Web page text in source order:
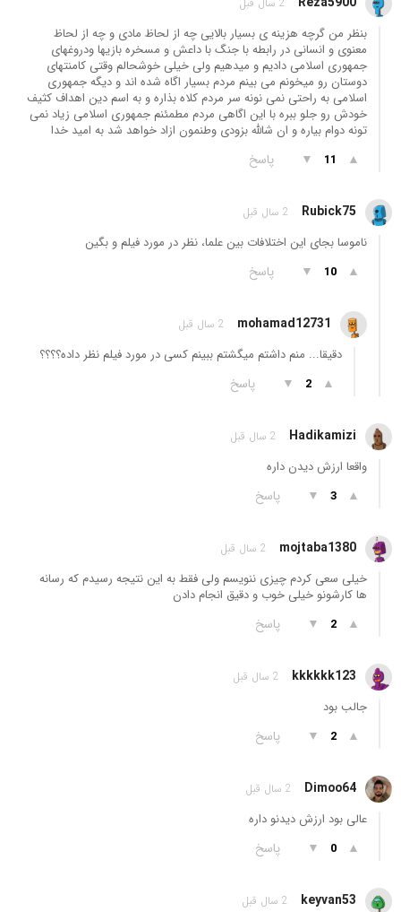
2 سال قبل
بنظر من گرچه هزینه ی بسیار بالایی چه از لحاظ مادی و چه از لحاظ
معنوی و انسانی در رابطه با جنگ با داعش و مسخره بازیها ودروغهای
جمهوری اسلامی دادیم و میدهیم ولی خیلی خوشحالم وقتی کامنتهای
دوستان رو میخونم می بینم مردم بسیار اگاه شده اند و دیگه جمهوری
اسلامی به راحتی نمی نونه سر مردم کلاه بذاره و به اسم دین اهداف کثیف
خودش رو جلو ببره با این اگاهی مردم مطمئنم جمهوری اسلامی زیاد نمی
تونه دوام بیاره و ان شالله بزودی وطنمون ازاد خواهد شد به امید خدا
▲
11
▼ پاسخ
Rubick75 2 سال قبل
ناموسا بجای این اختلافات بین علما، نظر در مورد فیلم و بگین
▲
10
▼ پاسخ
mohamad12731 2 سال قبل
دقیقا... منم داشتم میگشتم ببینم کسی در مورد فیلم نظر داده؟؟؟؟
▲
2
▼ پاسخ
Hadikamizi 2 سال قبل
واقعا ارزش دیدن داره
▲
3
▼ پاسخ
mojtaba1380 2 سال قبل
خیلی سعی کردم چیزی ننویسم ولی فقط به این نتیجه رسیدم که رسانه
ها کارشونو خیلی خوب و دقیق انجام دادن
▲
2
▼ پاسخ
kkkkkk123 2 سال قبل
جالب بود
▲
2
▼ پاسخ
Dimoo64 2 سال قبل
عالی بود ارزش دیدنو داره
▲
0
▼ پاسخ
keyvan53 2 سال قبل